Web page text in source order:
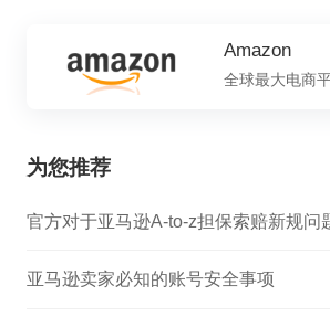
Amazon
全球最大电商
为您推荐
官方对于亚马逊A-to-z担保索赔新规问
亚马逊卖家必知的账号安全事项